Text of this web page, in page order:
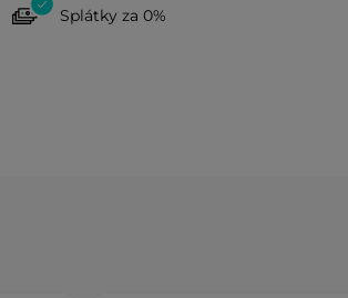
Splátky za 0%